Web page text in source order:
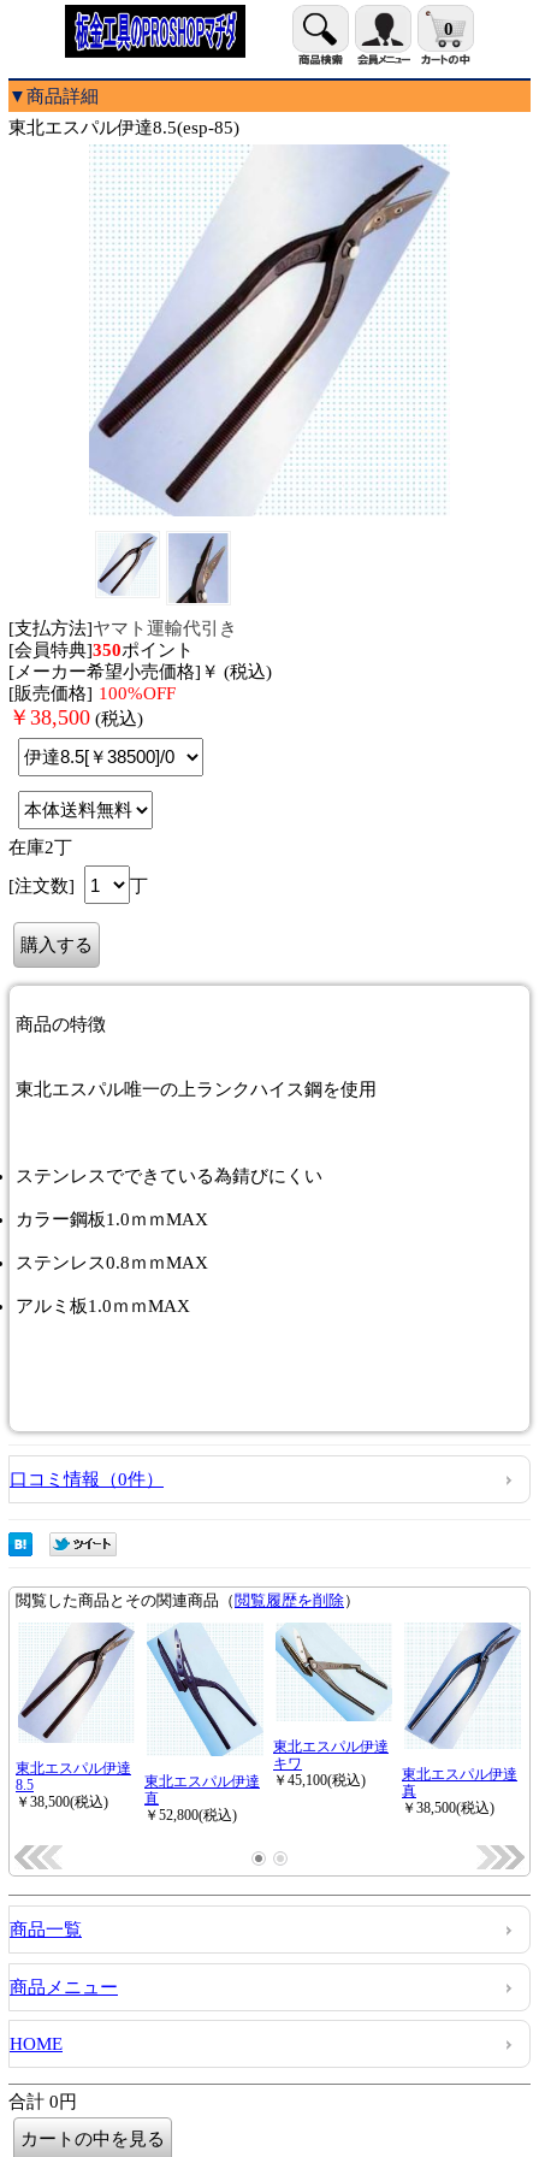
0
▼商品詳細
東北エスパル伊達8.5(esp-85)
[支払方法]ヤマト運輸代引き
[会員特典]350ポイント
[メーカー希望小売価格]￥ (税込)
[販売価格] 100%OFF
￥ 38,500 (税込)
在庫2丁
[注文数]
丁
商品の特徴
東北エスパル唯一の上ランクハイス鋼を使用
ステンレスでできている為錆びにくい
カラー鋼板1.0ｍｍMAX
ステンレス0.8ｍｍMAX
アルミ板1.0ｍｍMAX
口コミ情報（0件）
商品一覧
商品メニュー
HOME
合計 0円